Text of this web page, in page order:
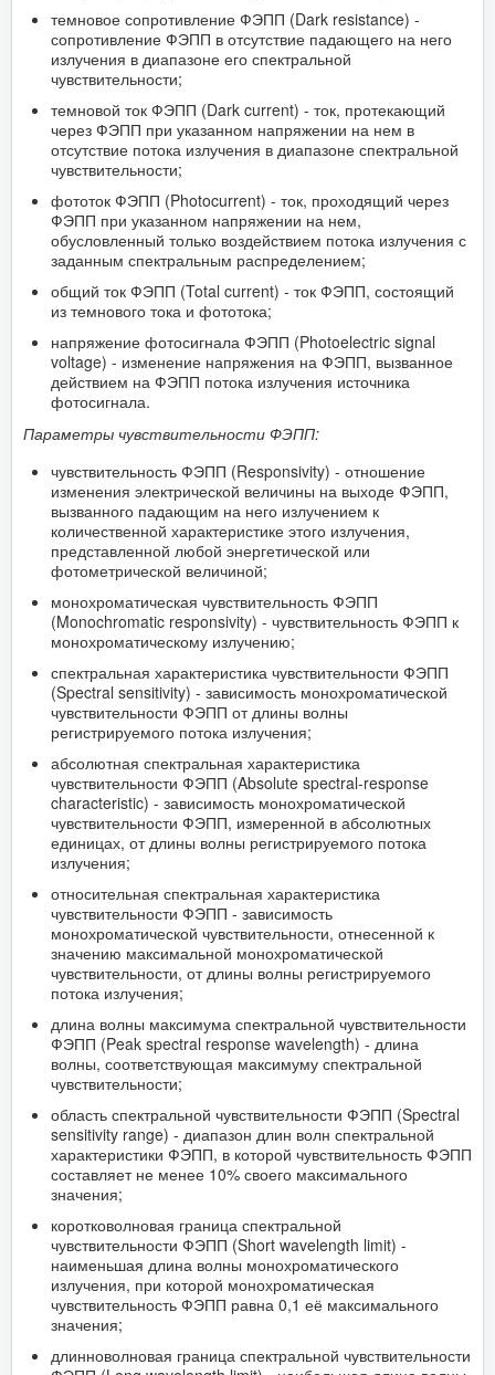
темновое сопротивление ФЭПП (Dark resistance) -
сопротивление ФЭПП в отсутствие падающего на него
излучения в диапазоне его спектральной
чувствительности;
темновой ток ФЭПП (Dark current) - ток, протекающий
через ФЭПП при указанном напряжении на нем в
отсутствие потока излучения в диапазоне спектральной
чувствительности;
фототок ФЭПП (Photocurrent) - ток, проходящий через
ФЭПП при указанном напряжении на нем,
обусловленный только воздействием потока излучения с
заданным спектральным распределением;
общий ток ФЭПП (Total current) - ток ФЭПП, состоящий
из темнового тока и фототока;
напряжение фотосигнала ФЭПП (Photoelectric signal
voltage) - изменение напряжения на ФЭПП, вызванное
действием на ФЭПП потока излучения источника
фотосигнала.
Параметры чувствительности ФЭПП:
чувствительность ФЭПП (Responsivity) - отношение
изменения электрической величины на выходе ФЭПП,
вызванного падающим на него излучением к
количественной характеристике этого излучения,
представленной любой энергетической или
фотометрической величиной;
монохроматическая чувствительность ФЭПП
(Monochromatic responsivity) - чувствительность ФЭПП к
монохроматическому излучению;
спектральная характеристика чувствительности ФЭПП
(Spectral sensitivity) - зависимость монохроматической
чувствительности ФЭПП от длины волны
регистрируемого потока излучения;
абсолютная спектральная характеристика
чувствительности ФЭПП (Absolute spectral-response
characteristic) - зависимость монохроматической
чувствительности ФЭПП, измеренной в абсолютных
единицах, от длины волны регистрируемого потока
излучения;
относительная спектральная характеристика
чувствительности ФЭПП - зависимость
монохроматической чувствительности, отнесенной к
значению максимальной монохроматической
чувствительности, от длины волны регистрируемого
потока излучения;
длина волны максимума спектральной чувствительности
ФЭПП (Peak spectral response wavelength) - длина
волны, соответствующая максимуму спектральной
чувствительности;
область спектральной чувствительности ФЭПП (Spectral
sensitivity range) - диапазон длин волн спектральной
характеристики ФЭПП, в которой чувствительность ФЭПП
составляет не менее 10% своего максимального
значения;
коротковолновая граница спектральной
чувствительности ФЭПП (Short wavelength limit) -
наименьшая длина волны монохроматического
излучения, при которой монохроматическая
чувствительность ФЭПП равна 0,1 её максимального
значения;
длинноволновая граница спектральной чувствительности